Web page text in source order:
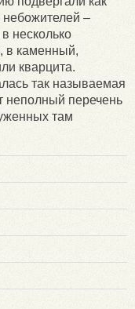
небожителей –
несколько
в каменный,
кварцита.
так называемая
неполный перечень
там